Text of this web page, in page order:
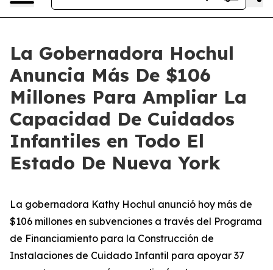
La Gobernadora Hochul
Anuncia Más De $106
Millones Para Ampliar La
Capacidad De Cuidados
Infantiles en Todo El
Estado De Nueva York
La gobernadora Kathy Hochul anunció hoy más de
$106 millones en subvenciones a través del Programa
de Financiamiento para la Construcción de
Instalaciones de Cuidado Infantil para apoyar 37